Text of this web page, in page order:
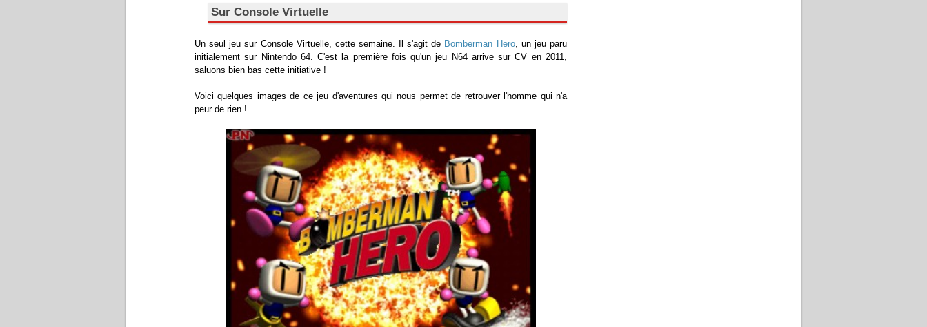
Sur Console Virtuelle
Un seul jeu sur Console Virtuelle, cette semaine. Il s'agit de Bomberman Hero, un jeu paru
initialement sur Nintendo 64. C'est la première fois qu'un jeu N64 arrive sur CV en 2011,
saluons bien bas cette initiative !
Voici quelques images de ce jeu d'aventures qui nous permet de retrouver l'homme qui n'a
peur de rien !